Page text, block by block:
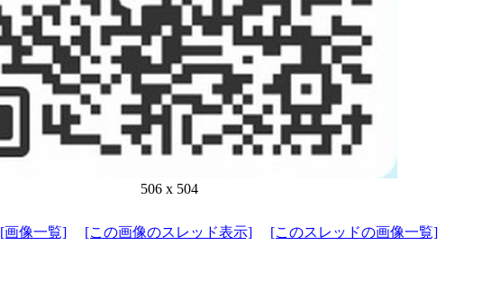
506 x 504
[画像一覧] [この画像のスレッド表示] [このスレッドの画像一覧]